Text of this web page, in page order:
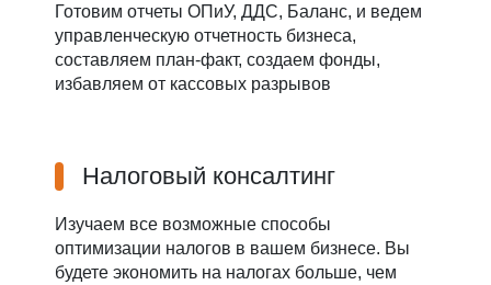
Готовим отчеты ОПиУ, ДДС, Баланс, и ведем
управленческую отчетность бизнеса,
составляем план-факт, создаем фонды,
избавляем от кассовых разрывов
Налоговый консалтинг
Изучаем все возможные способы
оптимизации налогов в вашем бизнесе. Вы
будете экономить на налогах больше, чем